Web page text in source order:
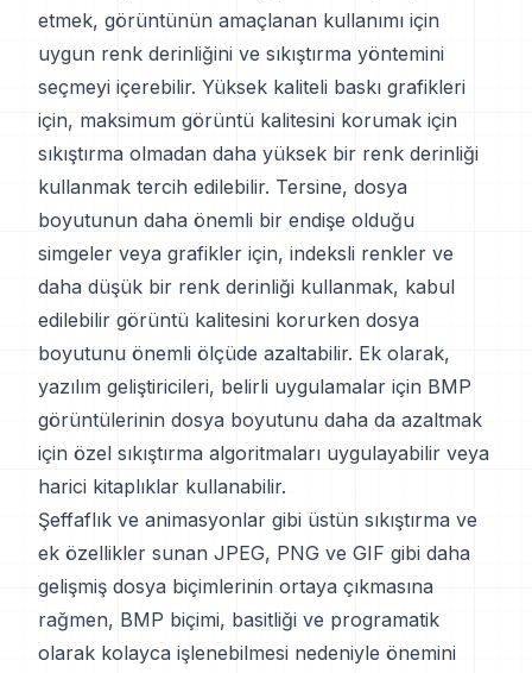
etmek, görüntünün amaçlanan kullanımı için
uygun renk derinliğini ve sıkıştırma yöntemini
seçmeyi içerebilir. Yüksek kaliteli baskı grafikleri
için, maksimum görüntü kalitesini korumak için
sıkıştırma olmadan daha yüksek bir renk derinliği
kullanmak tercih edilebilir. Tersine, dosya
boyutunun daha önemli bir endişe olduğu
simgeler veya grafikler için, indeksli renkler ve
daha düşük bir renk derinliği kullanmak, kabul
edilebilir görüntü kalitesini korurken dosya
boyutunu önemli ölçüde azaltabilir. Ek olarak,
yazılım geliştiricileri, belirli uygulamalar için BMP
görüntülerinin dosya boyutunu daha da azaltmak
için özel sıkıştırma algoritmaları uygulayabilir veya
harici kitaplıklar kullanabilir.
Şeffaflık ve animasyonlar gibi üstün sıkıştırma ve
ek özellikler sunan JPEG, PNG ve GIF gibi daha
gelişmiş dosya biçimlerinin ortaya çıkmasına
rağmen, BMP biçimi, basitliği ve programatik
olarak kolayca işlenebilmesi nedeniyle önemini